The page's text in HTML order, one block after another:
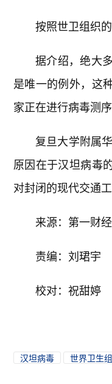
按照世卫组织
据介绍，绝大
是唯一的例外，这
家正在进行病毒测
复旦大学附属
原因在于汉坦病毒
对封闭的现代交通
来源：第一财经
责编：刘珺宇
校对：祝甜婷
汉坦病毒 世界卫生